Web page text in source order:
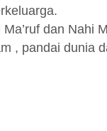
dan Nahi
, pandai dunia